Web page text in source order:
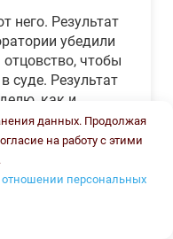
него. Результат
убедили
чтобы
суде. Результат
как и
и извиняется.
данных. Продолжая
на работу с этими
отношении персональных